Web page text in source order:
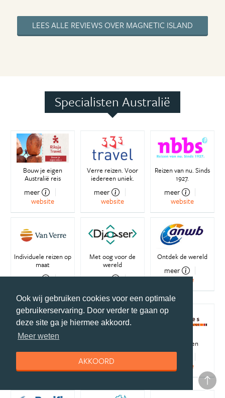
Ook wij gebruiken cookies voor een optimale
gebruikerservaring. Door verder te gaan op
deze site ga je hiermee akkoord.
Meer weten
AKKOORD
LEES ALLE REVIEWS OVER MAGNETIC ISLAND
Specialisten Australië
Bouw je eigen
Australië reis
meer
website
Verre reizen. Voor
iedereen uniek.
meer
website
Reizen van nu. Sinds
1927.
meer
website
Individuele reizen op
maat
meer
Met oog voor de
wereld
meer
Ontdek de wereld
meer
website
Lokale kennis maakt
het verschil...
website
het buitenland
meer
website
Luxe reizen
website